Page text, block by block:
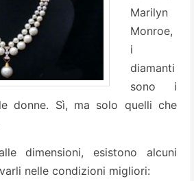
Marilyn
Monroe,
i
diamanti
sono i
donne. Sì, ma solo quelli che
dimensioni, esistono alcuni
nelle condizioni migliori: